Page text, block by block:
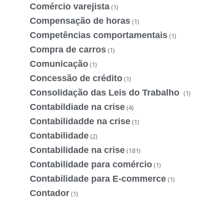
Comércio varejista (1)
Compensação de horas (1)
Competências comportamentais (1)
Compra de carros (1)
Comunicação (1)
Concessão de crédito (1)
Consolidação das Leis do Trabalho (1)
Contabildiade na crise (4)
Contabilidadde na crise (1)
Contabilidade (2)
Contabilidade na crise (181)
Contabilidade para comércio (1)
Contabilidade para E-commerce (1)
Contador (1)